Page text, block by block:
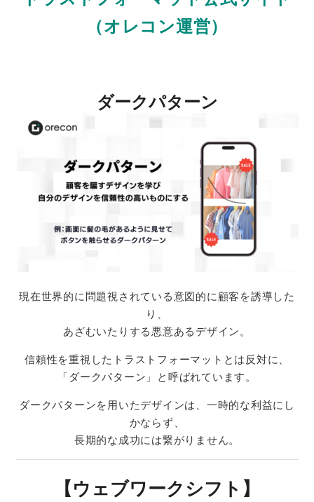
（オレコン運営）
ダークパターン
現在世界的に問題視されている意図的に顧客を誘導した
り、
あざむいたりする悪意あるデザイン。
信頼性を重視したトラストフォーマットとは反対に、
「ダークパターン」と呼ばれています。
ダークパターンを用いたデザインは、一時的な利益にし
かならず、
長期的な成功には繋がりません。
【ウェブワークシフト】